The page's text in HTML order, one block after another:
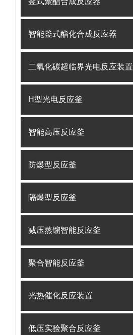
智能釜式酯化合成反应器
二氧化碳超临界光电反应装置
H型光电反应釜
智能高压反应釜
防爆型反应釜
隔爆型反应釜
减压蒸馏智能反应釜
聚合智能反应釜
光热催化反应装置
低压实验聚合反应釜